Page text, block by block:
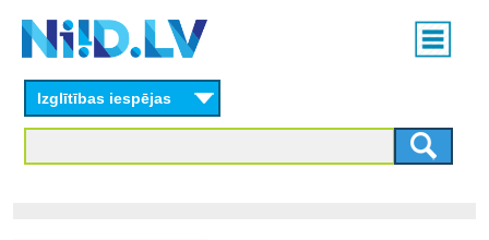
content
Main
menu
Izglītības iespējas